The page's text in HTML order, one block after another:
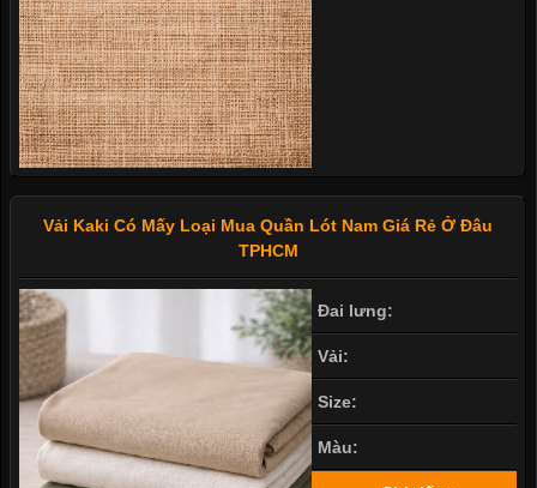
Vải Kaki Có Mấy Loại Mua Quần Lót Nam Giá Rẻ Ở Đâu
TPHCM
Đai lưng:
Vải:
Size:
Màu: